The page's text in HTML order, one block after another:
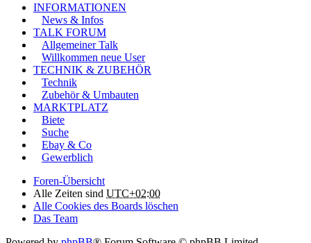
INFORMATIONEN
News & Infos
TALK FORUM
Allgemeiner Talk
Willkommen neue User
TECHNIK & ZUBEHÖR
Technik
Zubehör & Umbauten
MARKTPLATZ
Biete
Suche
Ebay & Co
Gewerblich
Foren-Übersicht
Alle Zeiten sind UTC+02:00
Alle Cookies des Boards löschen
Das Team